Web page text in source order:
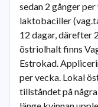
sedan 2 gånger
laktobaciller
12 dagar, därefter
östriolhalt finns
Estrokad.
per vecka. Lokal
tillståndet på